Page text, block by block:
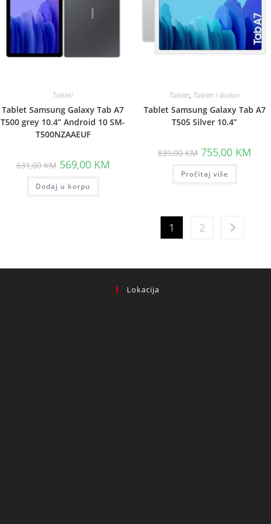
Tableti
Tablet Samsung Galaxy Tab A7
T500 grey 10.4” Android 10 SM-
T500NZAAEUF
631,00KM Original
price
was:
631,00 KM.
569,00 KMCurrent
price
Dodaj u korpu
Tableti, Tableti i dodaci
Tablet Samsung Galaxy Tab A7
T505 Silver 10.4”
839,00KM Original
price
was:
839,00 KM.
755,00 KM
Pročitaj više
1 2
Lokacija